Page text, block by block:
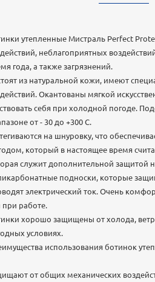
утепленные Мистраль Perfect
неблагоприятных
года, а также загрязнений.
из натуральной кожи, имеют
Окантованы мягкой
себя при холодной погоде.
от - 30 до +300 С.
на шнуровку, что
который в настоящее время
служит дополнительной защитой
подноски, которые
электрический ток. Очень
при работе.
хорошо защищены от холода,
условиях.
использования ботинок
от общих механических